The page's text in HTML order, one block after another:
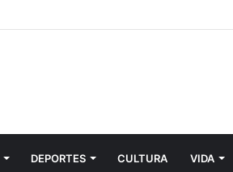
DEPORTES CULTURA VIDA